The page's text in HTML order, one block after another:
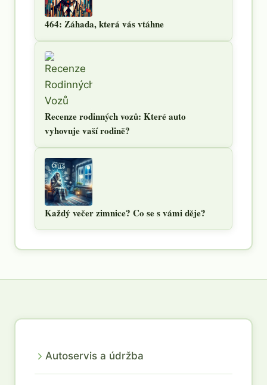
464: Záhada, která vás vtáhne
Recenze rodinných vozů: Které auto
vyhovuje vaší rodině?
Každý večer zimnice? Co se s vámi děje?
Autoservis a údržba